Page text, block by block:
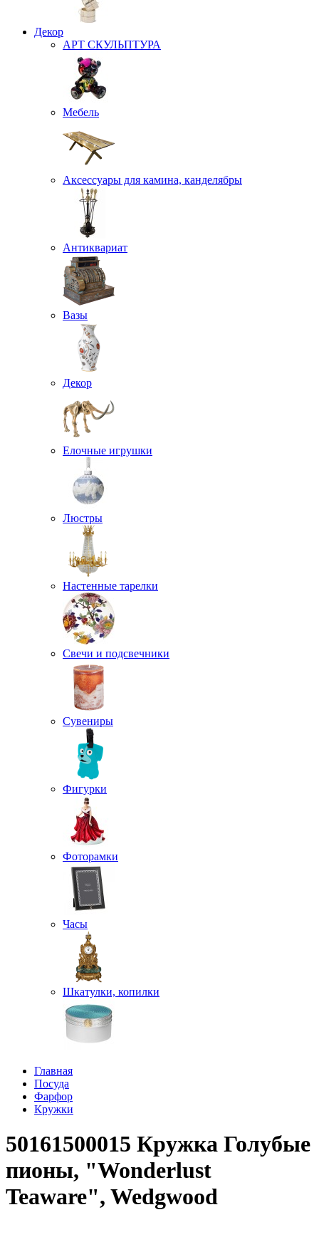
Декор
АРТ СКУЛЬПТУРА
Мебель
Аксессуары для камина, канделябры
Антиквариат
Вазы
Декор
Елочные игрушки
Люстры
Настенные тарелки
Свечи и подсвечники
Сувениры
Фигурки
Фоторамки
Часы
Шкатулки, копилки
Главная
Посуда
Фарфор
Кружки
50161500015 Кружка Голубые
пионы, "Wonderlust
Teaware", Wedgwood